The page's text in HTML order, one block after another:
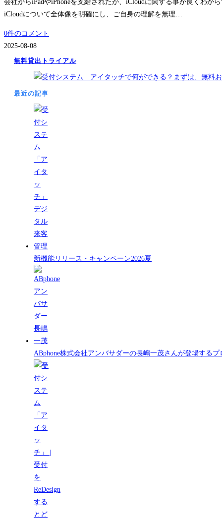
会社からiPadやiPhoneを支給されたが、iCloudに関する事が良くわ
iCloudについて全体像を明確にし、ご自身の理解を無理…
0件のコメント
2025-08-08
無料貸出トライアル
最近の記事
新機能リリース・キャンペーン2026夏
ABphone株式会社アンバサダーの長嶋一茂さんが登場する